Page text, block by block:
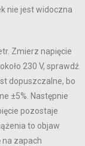
nie jest widoczna
Zmierz napięcie
230 V, sprawdź
dopuszczalne, bo
±5%. Następnie
pozostaje
to objaw
zapach